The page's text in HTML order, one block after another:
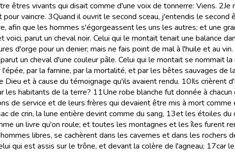
êtres vivants qui disait comme d'une voix de tonnerre: Viens. 2Je
vaincre. 3Quand il ouvrit le second sceau, j'entendis le second
afin que les hommes s'égorgeassent les uns les autres; et une
parut un cheval noir. Celui qui le montait tenait une balance
d'orge pour un denier; mais ne fais point de mal à l'huile et au vin.
un cheval d'une couleur pâle. Celui qui le montait se nommait
par la famine, par la mortalité, et par les bêtes sauvages de
et à cause du témoignage qu'ils avaient rendu. 10Ils crièrent
les habitants de la terre? 11Une robe blanche fut donnée à
de service et de leurs frères qui devaient être mis à mort comme
de crin, la lune entière devint comme du sang, 13et les étoiles du
un livre qu'on roule; et toutes les montagnes et les îles furent
libres, se cachèrent dans les cavernes et dans les rochers
qui est assis sur le trône, et devant la colère de l'agneau; 17car